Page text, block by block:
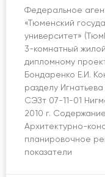
Федеральное
«Тюменский
университет»
3-комнатный
дипломному
Бондаренко Е.И.
разделу
СЭЗт 07-11-01
2010 г.
Архитектурно-
планировочное
показатели